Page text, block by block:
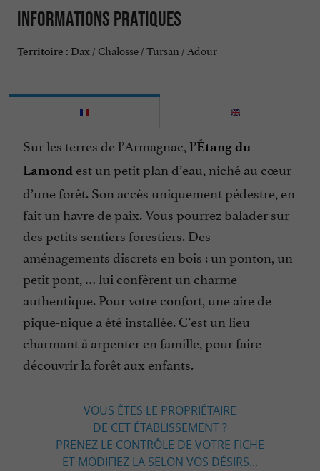
Informations pratiques
Territoire : Dax / Chalosse / Tursan / Adour
Sur les terres de l’Armagnac, l’Étang du
Lamond est un petit plan d’eau, niché au cœur
d’une forêt. Son accès uniquement pédestre, en
fait un havre de paix. Vous pourrez balader sur
des petits sentiers forestiers. Des
aménagements discrets en bois : un ponton, un
petit pont, … lui confèrent un charme
authentique. Pour votre confort, une aire de
pique-nique a été installée. C’est un lieu
charmant à arpenter en famille, pour faire
découvrir la forêt aux enfants.
VOUS ÊTES LE PROPRIÉTAIRE
DE CET ÉTABLISSEMENT ?
PRENEZ LE CONTRÔLE DE VOTRE FICHE
ET MODIFIEZ LA SELON VOS DÉSIRS...